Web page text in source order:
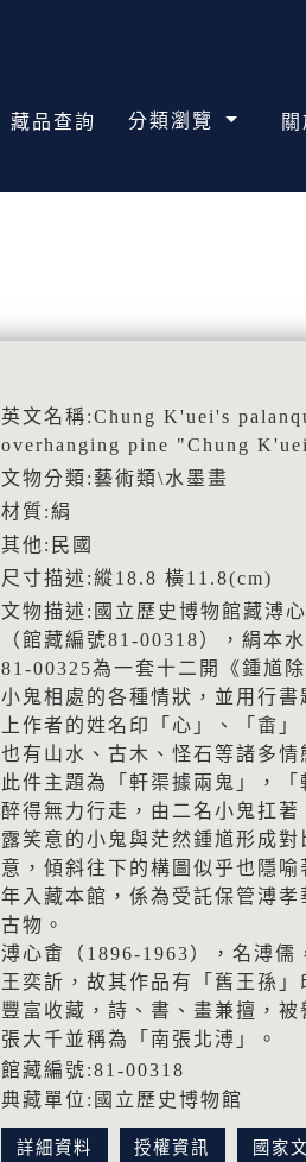
藏品查詢 分類瀏覽
英文名稱:Chung K'uei's
overhanging pine "Chung
文物分類:藝術類\水墨畫
材質:絹
其他:民國
尺寸描述:縱18.8 橫11.8(cm)
文物描述:國立歷史博物館藏溥
（館藏編號81-00318），絹本
81-00325為一套十二開《鍾馗
小鬼相處的各種情狀，並用行
上作者的姓名印「心」、「畬
也有山水、古木、怪石等諸多
此件主題為「軒渠據兩鬼」，
醉得無力行走，由二名小鬼扛
露笑意的小鬼與茫然鍾馗形成
意，傾斜往下的構圖似乎也隱
年入藏本館，係為受託保管溥
古物。
溥心畬（1896-1963），名溥儒
王奕訢，故其作品有「舊王孫
豐富收藏，詩、書、畫兼擅，
張大千並稱為「南張北溥」。
館藏編號:81-00318
典藏單位:國立歷史博物館
詳細資料 授權資訊 國家